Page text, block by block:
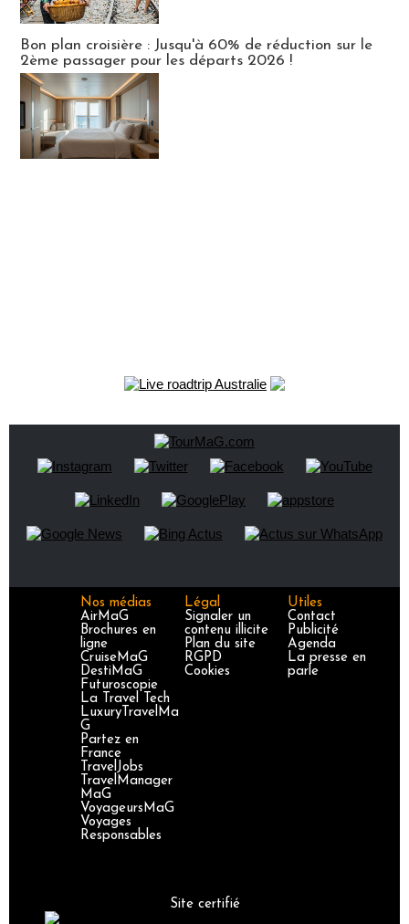
Bon plan croisière : Jusqu'à 60% de réduction sur le
2ème passager pour les départs 2026 !
Nos médias
AirMaG
Brochures en
ligne
CruiseMaG
DestiMaG
Futuroscopie
La Travel Tech
LuxuryTravelMa
G
Partez en
France
TravelJobs
TravelManager
MaG
VoyageursMaG
Voyages
Responsables
Légal
Signaler un
contenu illicite
Plan du site
RGPD
Cookies
Utiles
Contact
Publicité
Agenda
La presse en
parle
Site certifié